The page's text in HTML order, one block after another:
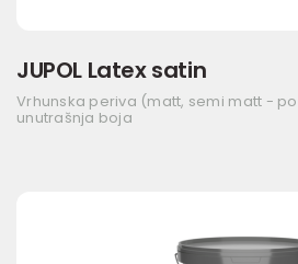
JUPOL Latex satin
Vrhunska periva (matt, semi matt -
unutrašnja boja